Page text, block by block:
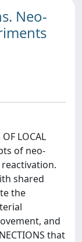
Neo-
LOCAL
of neo-
shared
the
and
that